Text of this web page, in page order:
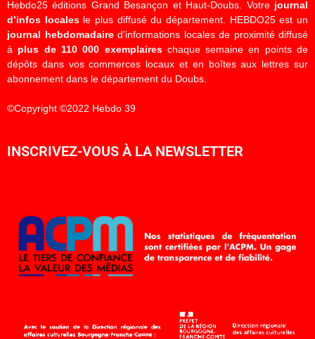
Hebdo25 éditions Grand Besançon et Haut-Doubs. Votre journal
d’infos localesle plus diffusé du département. HEBDO25 est un
journal hebdomadaired’informations locales de proximité diffusé
à plus de 110 000 exemplaireschaque semaine en points de
dépôts dans vos commerces locaux et en boîtes aux lettres sur
abonnement dans le département du Doubs.
©Copyright ©2022 Hebdo 39
INSCRIVEZ-VOUS À LA NEWSLETTER